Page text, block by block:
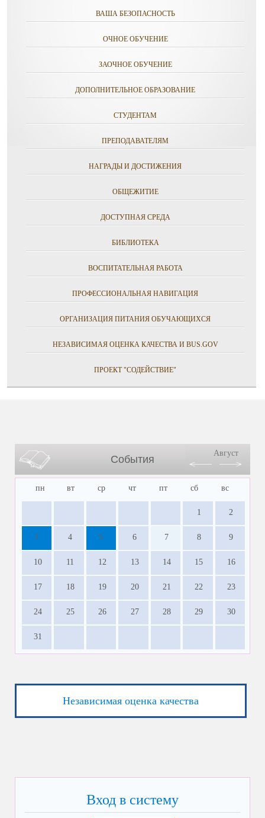
ВАША БЕЗОПАСНОСТЬ
ОЧНОЕ ОБУЧЕНИЕ
ЗАОЧНОЕ ОБУЧЕНИЕ
ДОПОЛНИТЕЛЬНОЕ ОБРАЗОВАНИЕ
СТУДЕНТАМ
ПРЕПОДАВАТЕЛЯМ
НАГРАДЫ И ДОСТИЖЕНИЯ
ОБЩЕЖИТИЕ
ДОСТУПНАЯ СРЕДА
БИБЛИОТЕКА
ВОСПИТАТЕЛЬНАЯ РАБОТА
ПРОФЕССИОНАЛЬНАЯ НАВИГАЦИЯ
ОРГАНИЗАЦИЯ ПИТАНИЯ ОБУЧАЮЩИХСЯ
НЕЗАВИСИМАЯ ОЦЕНКА КАЧЕСТВА И BUS.GOV
ПРОЕКТ "СОДЕЙСТВИЕ"
События
Август
пн вт ср чт пт сб вс
1 2
3 4 5 6 7 8 9
10 11 12 13 14 15 16
17 18 19 20 21 22 23
24 25 26 27 28 29 30
31
Независимая оценка качества
Вход в систему